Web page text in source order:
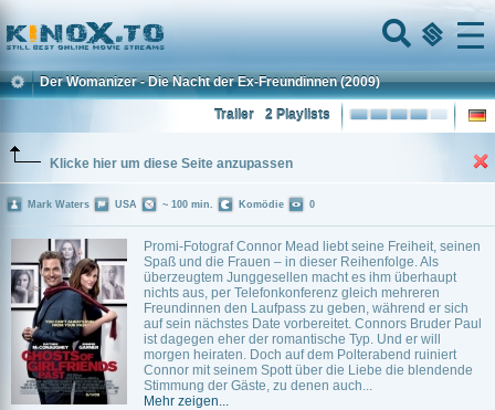
Home
Menu
Der Womanizer - Die Nacht der Ex-Freundinnen (2009)
2 Playlists
Trailer
Klicke hier um diese Seite anzupassen
Promi-Fotograf Connor Mead liebt seine Freiheit, seinen
Spaß und die Frauen – in dieser Reihenfolge. Als
überzeugtem Junggesellen macht es ihm überhaupt
nichts aus, per Telefonkonferenz gleich mehreren
Freundinnen den Laufpass zu geben, während er sich
auf sein nächstes Date vorbereitet. Connors Bruder Paul
ist dagegen eher der romantische Typ. Und er will
morgen heiraten. Doch auf dem Polterabend ruiniert
Connor mit seinem Spott über die Liebe die blendende
Stimmung der Gäste, zu denen auch...
Mehr zeigen...
Mark Waters USA ~ 100 min. Komödie 0